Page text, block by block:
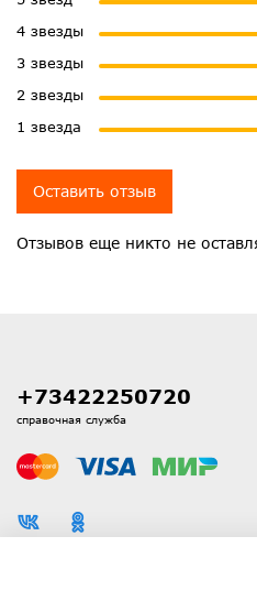
Отзывов еще никто не
4 звезды
3 звезды
2 звезды
1 звезда
Оставить отзыв
+73422250720
справочная служба